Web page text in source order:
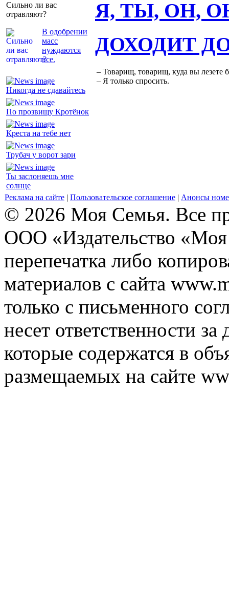
Сильно ли вас
отравляют?
В одобрении
масс
нуждаются
все.
Я, ТЫ, ОН,
Никогда не сдавайтесь
По прозвищу Кротёнок
Креста на тебе нет
Трубач у ворот зари
Ты заслоняешь мне
солнце
ДОХОДИТ
– Товарищ, товарищ, куда вы лезете
– Я только спросить.
Реклама на сайте | Пользовательское соглашение | Анонсы
© 2026 Моя Семья. Все
ООО «Издательство
перепечатка либо
материалов с сайта
только с письменного
несет ответственности
которые содержатся в
размещаемых на сайте